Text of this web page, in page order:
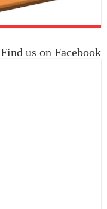
Find us on Facebook